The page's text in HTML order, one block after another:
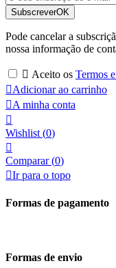
SubscreverOK
Pode cancelar a
nossa informação de
 Aceito os Termos
Adicionar ao carrinho
A minha conta

Wishlist (0)

Comparar (0)
Ir para o topo
Formas de pagamento
Formas de envio